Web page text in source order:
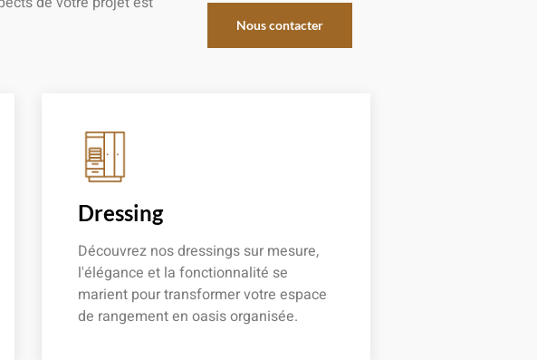
Nous contacter
Dressing
Découvrez nos dressings sur mesure,
l'élégance et la fonctionnalité se
marient pour transformer votre espace
de rangement en oasis organisée.